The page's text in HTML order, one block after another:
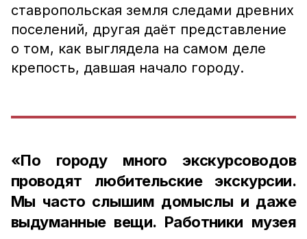
ставропольская земля следами древних
поселений, другая даёт представление
о том, как выглядела на самом деле
крепость, давшая начало городу.
«По городу много экскурсоводов
проводят любительские экскурсии.
Мы часто слышим домыслы и даже
выдуманные вещи. Работники музея